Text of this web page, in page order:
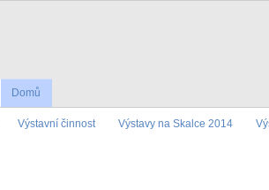
Domů
Výstavní činnost Výstavy na Skalce 2014